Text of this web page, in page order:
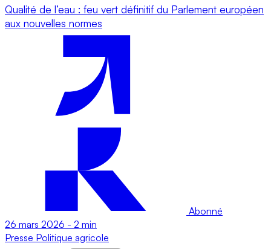
Qualité de l’eau : feu vert définitif du Parlement européen
aux nouvelles normes
Abonné
26 mars 2026 - 2 min
Presse Politique agricole